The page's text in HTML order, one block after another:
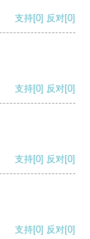
支持[0] 反对[0]
支持[0] 反对[0]
支持[0] 反对[0]
支持[0] 反对[0]